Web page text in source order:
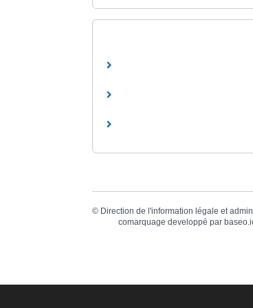
© Direction de l'information légale et
comarquage developpé par